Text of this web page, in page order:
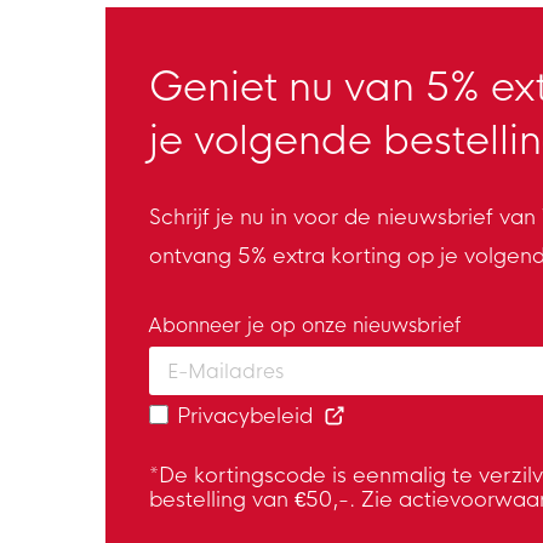
Geniet nu van 5%
je volgende
Schrijf je nu in voor de nieuwsbrief
ontvang 5% extra korting op je
Enter your email and accept the
Abonneer je op onze nieuwsbrief
Privacybeleid
*De kortingscode is eenmalig te
bestelling van €50,-. Zie